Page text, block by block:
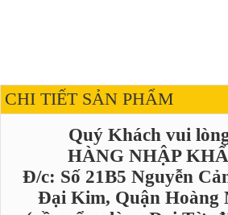
CHI TIẾT SẢN PHẨM
Quý Khách vui
HÀNG NHẬP
Đ/c: Số 21B5 Nguyễn
Đại Kim, Quận Hoàng